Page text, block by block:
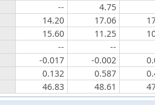
--
4.75
14.20 17.06
15.60 11.25
--
--
-0.017 -0.002
0.132 0.587
46.83 48.61